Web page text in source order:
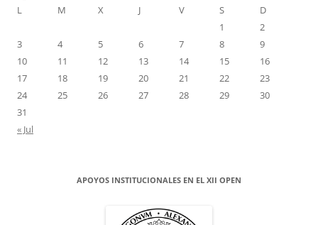
L
M X J V S
D
1
2
3
4 5 6 7 8
9
10
11 12 13 14 15
16
17
18 19 20 21 22
23
24
25 26 27 28 29
30
31
« Jul
APOYOS INSTITUCIONALES EN EL XII OPEN